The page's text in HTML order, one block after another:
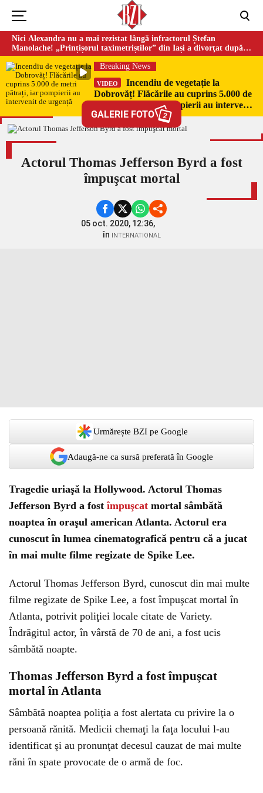
Nici Alexandra nu a mai rezistat lângă infractorul Ștefan
Manolache! „Prințișorul taximetriștilor” din Iași a divorţat după
doi ani de căsnicie
Breaking News
VIDEO
Incendiu de vegetație la
Dobrovăț! Flăcările au cuprins 5.000 de
metri pătrați, iar pompierii au intervenit
de urgență
GALERIE FOTO 2
Actorul Thomas Jefferson Byrd a fost
împuşcat mortal
05 oct. 2020, 12:36,
în INTERNATIONAL
Urmărește BZI pe Google
Adaugă-ne ca sursă preferată în Google
Tragedie uriaşă la Hollywood. Actorul Thomas
Jefferson Byrd a fostîmpuşcat mortal sâmbătă
noaptea în oraşul american Atlanta. Actorul era
cunoscut în lumea cinematografică pentru că a jucat
în mai multe filme regizate de Spike Lee.
Actorul Thomas Jefferson Byrd, cunoscut din mai multe
filme regizate de Spike Lee, a fost împuşcat mortal în
Atlanta, potrivit poliţiei locale citate de Variety.
Îndrăgitul actor, în vârstă de 70 de ani, a fost ucis
sâmbătă noapte.
Thomas Jefferson Byrd a fost împuşcat
mortal în Atlanta
Sâmbătă noaptea poliţia a fost alertata cu privire la o
persoană rănită. Medicii chemaţi la faţa locului l-au
identificat şi au pronunţat decesul cauzat de mai multe
răni în spate provocate de o armă de foc.